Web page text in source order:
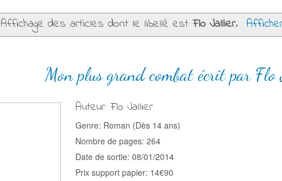
Affichage des articles dont le libellé estFlo Jallier.
Mon plus grand combat écrit par
Auteur: Flo Jallier
Genre: Roman (Dès 14 ans)
Nombre de pages: 264
Date de sortie: 08/01/2014
Prix support papier: 14€90